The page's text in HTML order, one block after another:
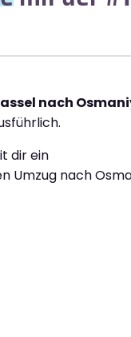
nach
dir ein
Umzug nach